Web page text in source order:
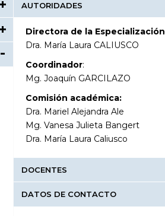
AUTORIDADES
Directora de la Especialización
Dra. María Laura CALIUSCO
Coordinador:
Mg. Joaquín GARCILAZO
Comisión académica:
Dra. Mariel Alejandra Ale
Mg. Vanesa Julieta Bangert
Dra. María Laura Caliusco
DOCENTES
DATOS DE CONTACTO